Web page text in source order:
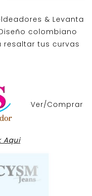
& Levanta
colombiano
tus curvas
Ver/Comprar
Aqui